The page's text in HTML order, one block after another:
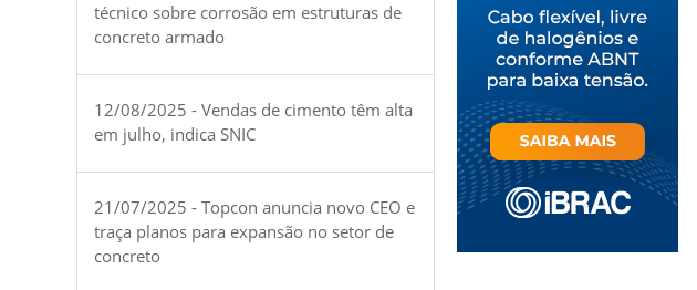
técnico sobre corrosão em estruturas de
concreto armado
12/08/2025 - Vendas de cimento têm alta
em julho, indica SNIC
21/07/2025 - Topcon anuncia novo CEO e
traça planos para expansão no setor de
concreto